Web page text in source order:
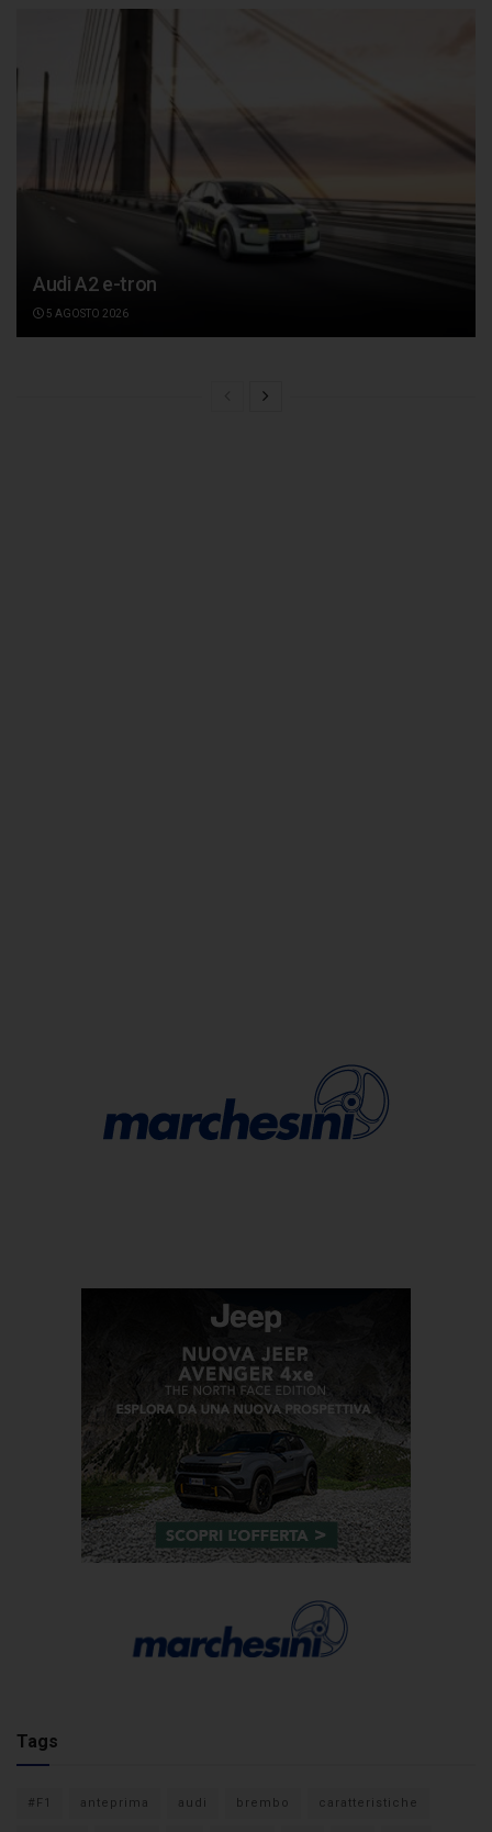
Audi A2 e-tron
5 AGOSTO 2026
Tags
#F1 anteprima audi brembo caratteristiche